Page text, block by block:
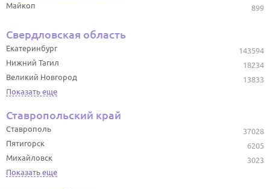
899
Майкоп
Свердловская область
143594
Екатеринбург
18234
Нижний Тагил
13833
Великий Новгород
Показать еще
Ставропольский край
37028
Ставрополь
6205
Пятигорск
3023
Михайловск
Показать еще